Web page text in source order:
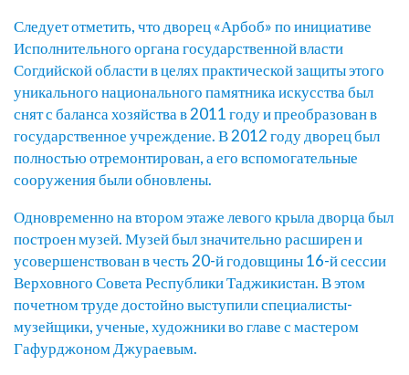
Следует отметить, что дворец «Арбоб» по инициативе
Исполнительного органа государственной власти
Согдийской области в целях практической защиты этого
уникального национального памятника искусства был
снят с баланса хозяйства в 2011 году и преобразован в
государственное учреждение. В 2012 году дворец был
полностью отремонтирован, а его вспомогательные
сооружения были обновлены.
Одновременно на втором этаже левого крыла дворца был
построен музей. Музей был значительно расширен и
усовершенствован в честь 20-й годовщины 16-й сессии
Верховного Совета Республики Таджикистан. В этом
почетном труде достойно выступили специалисты-
музейщики, ученые, художники во главе с мастером
Гафурджоном Джураевым.